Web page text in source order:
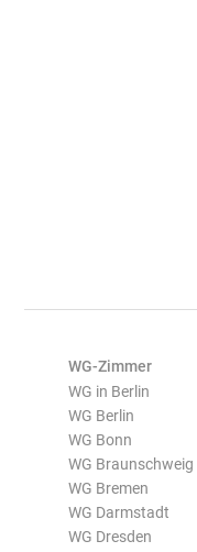
WG-Zimmer
WG in Berlin
WG Berlin
WG Bonn
WG Braunschweig
WG Bremen
WG Darmstadt
WG Dresden